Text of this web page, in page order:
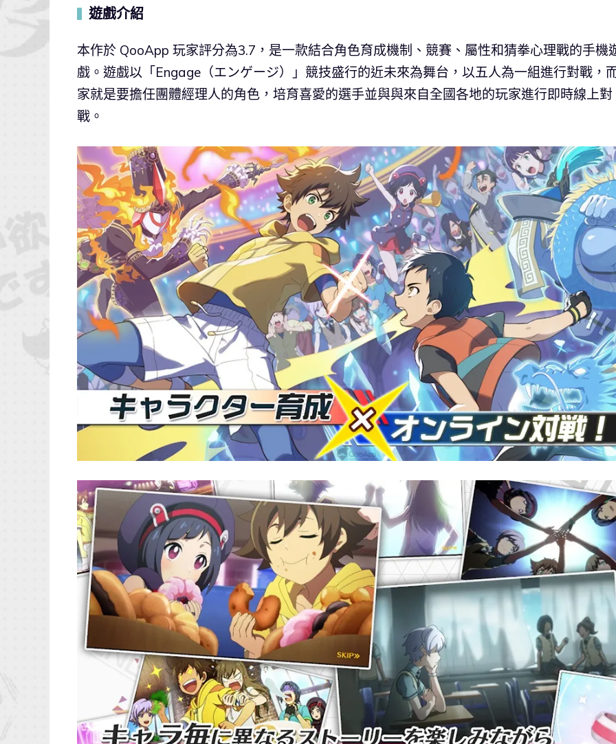
遊戲介紹
本作於 QooApp 玩家評分為3.7，是一款結合角色育成機制、競賽、屬性和猜拳心理戰的手機
戲。遊戲以「Engage（エンゲージ）」競技盛行的近未來為舞台，以五人為一組進行對戰，
家就是要擔任團體經理人的角色，培育喜愛的選手並與與來自全國各地的玩家進行即時線上對
戰。